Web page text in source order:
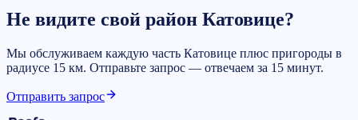
Не видите свой район Катовице?
Мы обслуживаем каждую часть Катовице плюс пригороды в
радиусе 15 км. Отправьте запрос — отвечаем за 15 минут.
Отправить запрос